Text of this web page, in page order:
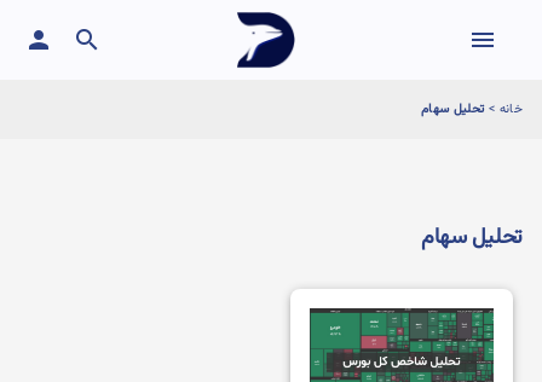
menu
search
person
خانه >تحلیل سهام
تحلیل سهام